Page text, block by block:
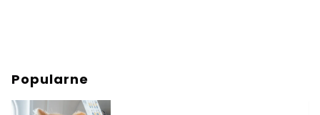
Popularne